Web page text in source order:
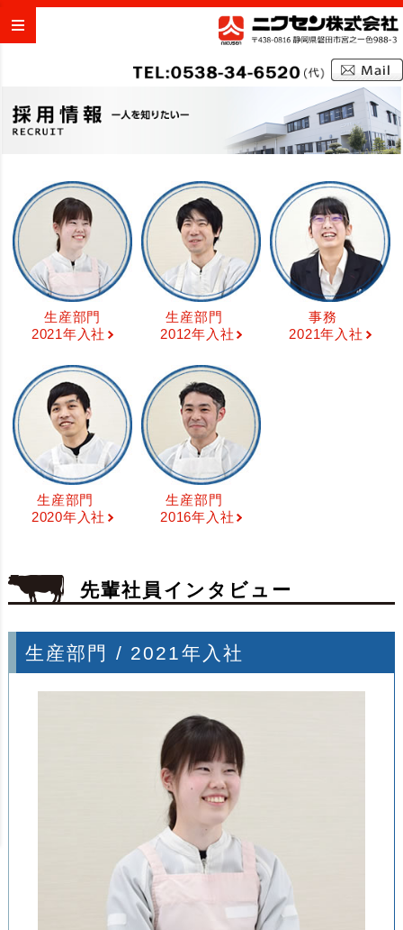
生産部門
2021年入社
生産部門
2012年入社
事務
2021年入社
生産部門
2020年入社
生産部門
2016年入社
先輩社員インタビュー
生産部門 / 2021年入社